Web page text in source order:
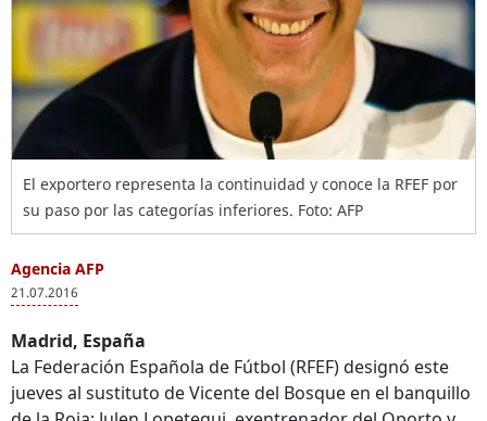
El exportero representa la continuidad y conoce la RFEF por
su paso por las categorías inferiores. Foto: AFP
Agencia AFP
21.07.2016
Madrid, España
La Federación Española de Fútbol (RFEF) designó este
jueves al sustituto de Vicente del Bosque en el banquillo